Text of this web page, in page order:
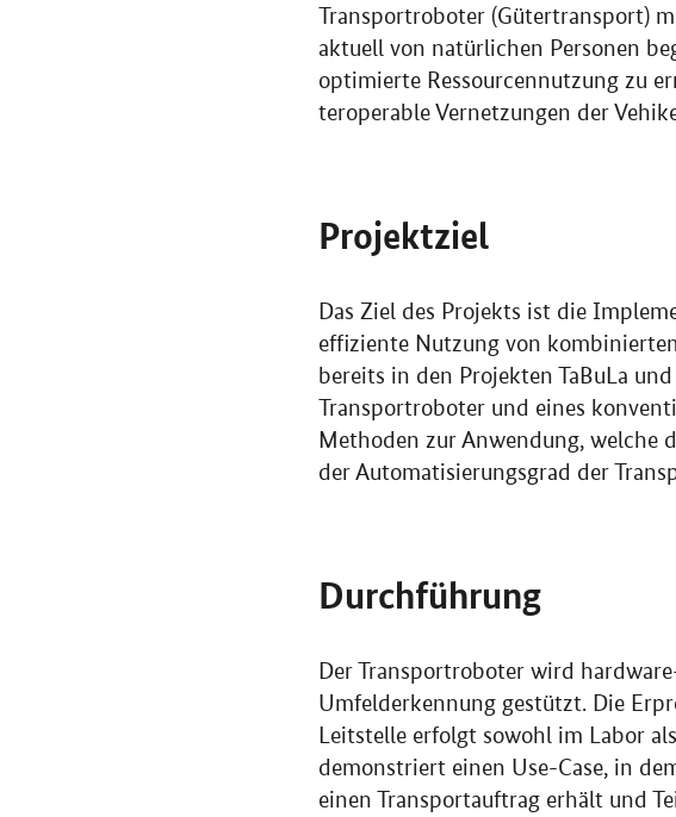
Transportroboter (Gütertransport)
aktuell von natürlichen Personen
optimierte Ressourcennutzung zu
teroperable Vernetzungen der
Projektziel
Das Ziel des Projekts ist die
effiziente Nutzung von
bereits in den Projekten TaBuLa
Transportroboter und eines
Methoden zur Anwendung, welche
der Automatisierungsgrad der
Durchführung
Der Transportroboter wird
Umfelderkennung gestützt. Die
Leitstelle erfolgt sowohl im Labor
demonstriert einen Use-Case, in
einen Transportauftrag erhält und